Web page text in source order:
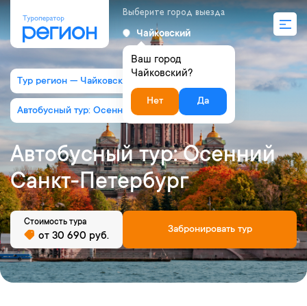
Выберите город выезда
Чайковский
Ваш город
Чайковский?
Нет Да
Тур регион — Чайковский
Автобусный тур: Осенний Санкт-Петербург
Автобусный тур: Осенний
Санкт-Петербург
Забронировать тур
Стоимость тура
от 30 690 руб.